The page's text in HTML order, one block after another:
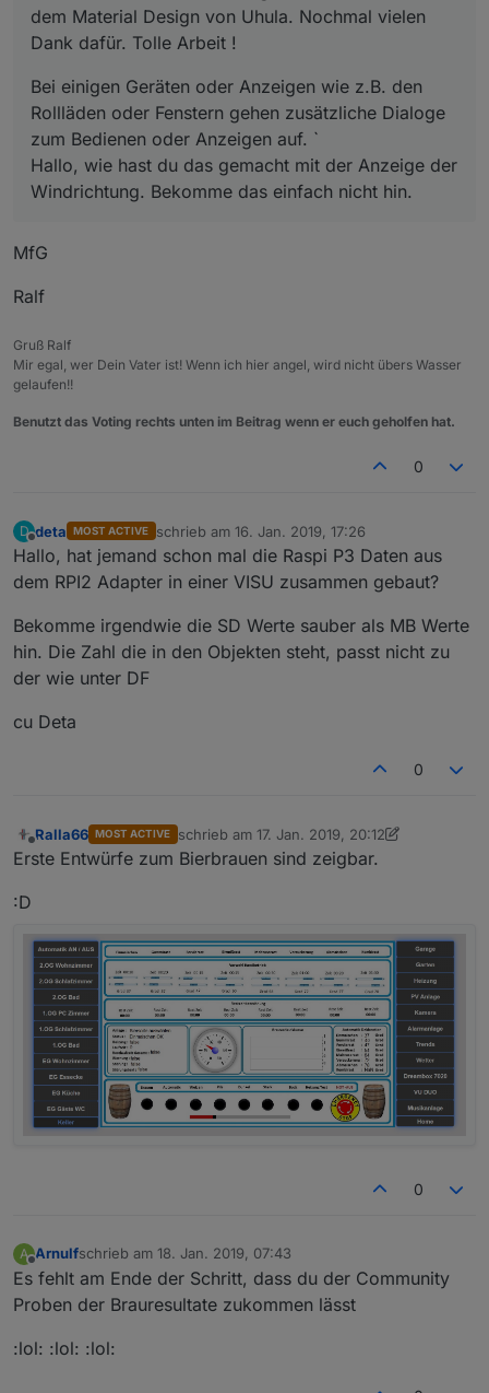
dem Material Design von Uhula. Nochmal vielen
Dank dafür. Tolle Arbeit !
Bei einigen Geräten oder Anzeigen wie z.B. den
Rollläden oder Fenstern gehen zusätzliche Dialoge
zum Bedienen oder Anzeigen auf. `
Hallo, wie hast du das gemacht mit der Anzeige der
Windrichtung. Bekomme das einfach nicht hin.
MfG
Ralf
Gruß Ralf
Mir egal, wer Dein Vater ist! Wenn ich hier angel, wird nicht übers Wasser
gelaufen!!
Benutzt das Voting rechts unten im Beitrag wenn er euch geholfen hat.
0
D
Offline
deta MOST ACTIVE schrieb am 16. Jan. 2019, 17:26
zuletzt editiert von
Hallo, hat jemand schon mal die Raspi P3 Daten aus
dem RPI2 Adapter in einer VISU zusammen gebaut?
Bekomme irgendwie die SD Werte sauber als MB Werte
hin. Die Zahl die in den Objekten steht, passt nicht zu
der wie unter DF
cu Deta
0
Offline
Ralla66 MOST ACTIVE schrieb am 17. Jan. 2019, 20:12
zuletzt editiert von Jey Cee
Erste Entwürfe zum Bierbrauen sind zeigbar.
:D
0
A
Offline
Arnulfschrieb am 18. Jan. 2019, 07:43
zuletzt editiert von
Es fehlt am Ende der Schritt, dass du der Community
Proben der Brauresultate zukommen lässt
:lol: :lol: :lol: